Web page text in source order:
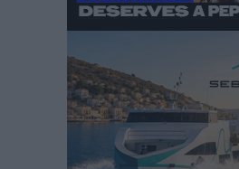
συμβόλαιο πυγμαχίας με MTGP
και Αυστραλία
Αθλητικά• πριν 2 ώρες
ΚΑΕ Κολοσσός: Τα… ευρωπαϊκά